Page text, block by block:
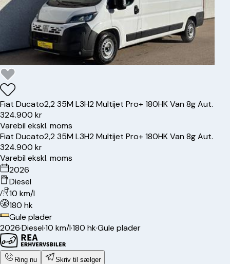
Fiat Ducato2,2 35M L3H2 Multijet Pro+ 180HK Van 8g Aut.
324.900 kr
Varebil ekskl. moms
Fiat Ducato2,2 35M L3H2 Multijet Pro+ 180HK Van 8g Aut.
324.900 kr
Varebil ekskl. moms
2026
Diesel
10 km/l
180 hk
Gule plader
2026·Diesel·10 km/l·180 hk·Gule plader
Ring nu Skriv til sælger